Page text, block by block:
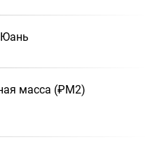
Юань
масса (₽М2)